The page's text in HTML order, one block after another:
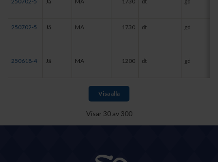
250702-5 Jä MA 1730 dt gd
250618-4 Jä MA 1200 dt gd
Visa alla
Visar30av300